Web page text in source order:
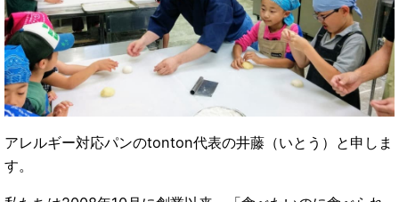
アレルギー対応パンのtonton代表の井藤（いとう）と申しま
す。